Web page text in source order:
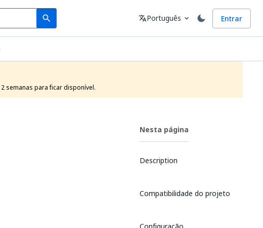
search
Search Idioma
translatePortuguês expand_more Entrar
semanas para ficar disponível.
Nesta página
Description
Compatibilidade do projeto